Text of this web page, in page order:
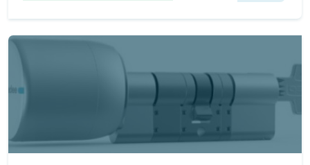
inbraaksignaleringssysteem en/of
beveiligingscamera’s.